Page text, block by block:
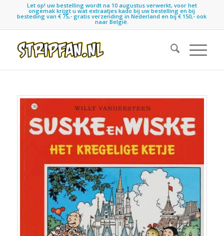
Let op! uw bestelling wordt na 10 augustus verwerkt, voor het
ongemak krijgt u wat extraatjes kado bij uw bestelling en bij
besteding van € 75,- gratis verzending in Nederland en bij € 150,- ook
naar België.